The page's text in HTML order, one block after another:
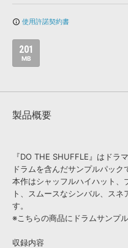
SLS
info_outline 使用許諾契約書
201
MB
製品概要
『DO THE SHUFFLE』はド
ドラムを含んだサンプルパック
本作はシャッフルハイハット、
ト、スムースなシンバル、ス
す。
※こちらの商品にドラムサンプ
収録内容